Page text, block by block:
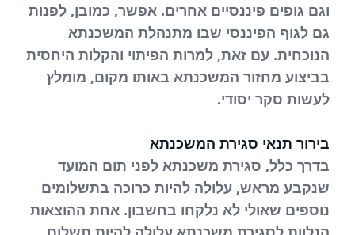
וגם גופים פיננסיים אחרים. אפשר, כמובן, לפנות
גם לגוף הפיננסי שבו מתנהלת המשכנתא
הנוכחית. עם זאת, למרות הפיתוי והקלות היחסית
בביצוע מחזור המשכנתא באותו מקום, מומלץ
לעשות סקר יסודי.
בירור תנאי סגירת המשכנתא
בדרך כלל, סגירת משכנתא לפני תום המועד
שנקבע מראש, עלולה להיות כרוכה בתשלומים
נוספים שאולי לא נלקחו בחשבון. אחת ההוצאות